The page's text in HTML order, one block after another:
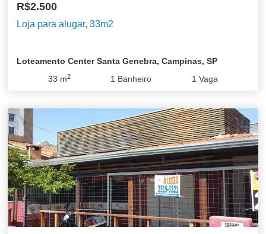
R$2.500
Loja para alugar, 33m2
Loteamento Center Santa Genebra, Campinas, SP
33 m2 1 Banheiro 1 Vaga